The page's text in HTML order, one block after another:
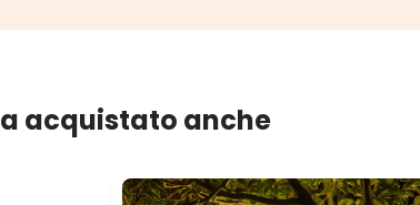
acquistato anche